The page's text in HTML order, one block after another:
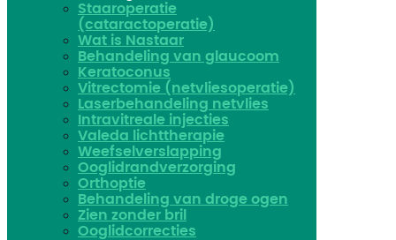
Staaroperatie
(cataractoperatie)
Wat is Nastaar
Behandeling van glaucoom
Keratoconus​
Vitrectomie (netvliesoperatie)
Laserbehandeling netvlies
Intravitreale injecties
Valeda lichttherapie
Weefselverslapping
Ooglidrandverzorging
Orthoptie
Behandeling van droge ogen
Zien zonder bril
Ooglidcorrecties